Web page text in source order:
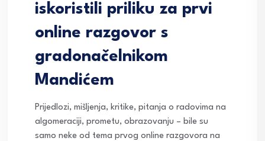
iskoristili priliku za prvi
online razgovor s
gradonačelnikom
Mandićem
Prijedlozi, mišljenja, kritike, pitanja o radovima na
algomeraciji, prometu, obrazovanju – bile su
samo neke od tema prvog online razgovora na